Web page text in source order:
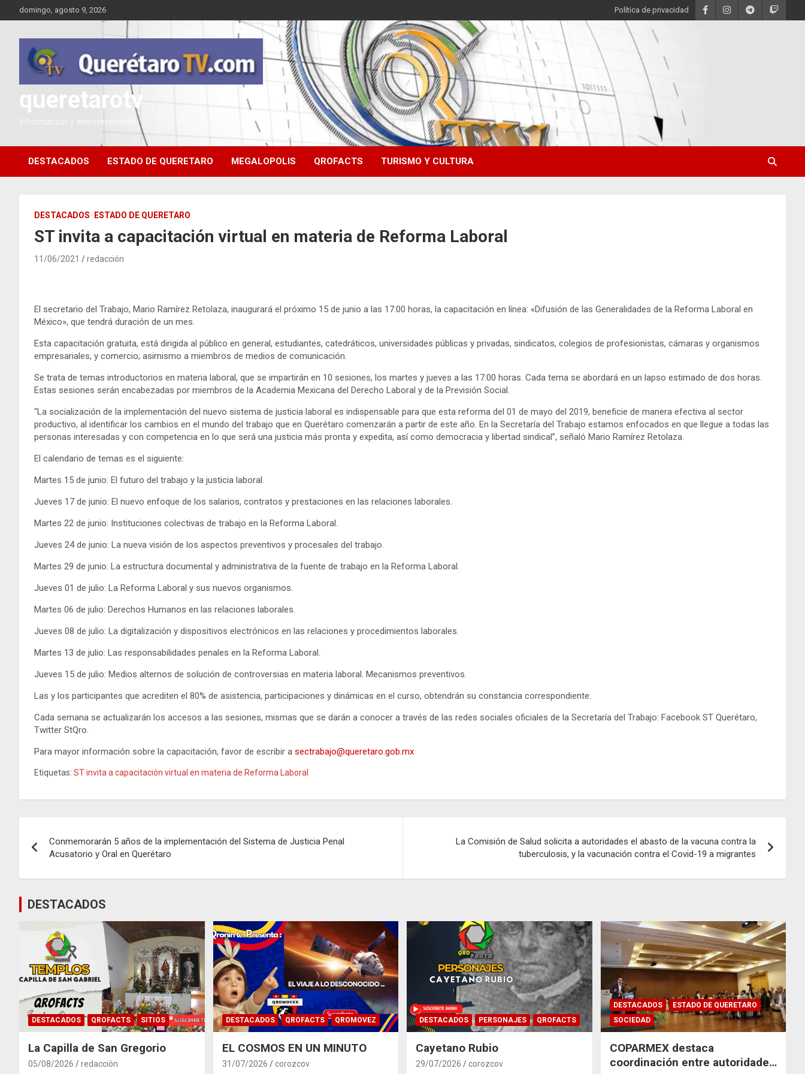
al
domingo, agosto 9, 2026 Política de privacidad
queretarotv
Información y entretenimiento
DESTACADOS ESTADO DE QUERETARO MEGALOPOLIS QROFACTS TURISMO Y CULTURA
DESTACADOS ESTADO DE QUERETARO
ST invita a capacitación virtual en materia de Reforma Laboral
11/06/2021 redacción
El secretario del Trabajo, Mario Ramírez Retolaza, inaugurará el próximo 15 de junio a las 17:00 horas, la capacitación en línea: «Difusión de las Generalidades de la Reforma Laboral en
México», que tendrá duración de un mes.
Esta capacitación gratuita, está dirigida al público en general, estudiantes, catedráticos, universidades públicas y privadas, sindicatos, colegios de profesionistas, cámaras y organismos
empresariales, y comercio; asimismo a miembros de medios de comunicación.
Se trata de temas introductorios en materia laboral, que se impartirán en 10 sesiones, los martes y jueves a las 17:00 horas. Cada tema se abordará en un lapso estimado de dos horas.
Estas sesiones serán encabezadas por miembros de la Academia Mexicana del Derecho Laboral y de la Previsión Social.
“La socialización de la implementación del nuevo sistema de justicia laboral es indispensable para que esta reforma del 01 de mayo del 2019, beneficie de manera efectiva al sector
productivo, al identificar los cambios en el mundo del trabajo que en Querétaro comenzarán a partir de este año. En la Secretaría del Trabajo estamos enfocados en que llegue a todas las
personas interesadas y con competencia en lo que será una justicia más pronta y expedita, así como democracia y libertad sindical”, señaló Mario Ramírez Retolaza.
El calendario de temas es el siguiente:
Martes 15 de junio: El futuro del trabajo y la justicia laboral.
Jueves 17 de junio: El nuevo enfoque de los salarios, contratos y prestaciones en las relaciones laborales.
Martes 22 de junio: Instituciones colectivas de trabajo en la Reforma Laboral.
Jueves 24 de junio: La nueva visión de los aspectos preventivos y procesales del trabajo.
Martes 29 de junio: La estructura documental y administrativa de la fuente de trabajo en la Reforma Laboral.
Jueves 01 de julio: La Reforma Laboral y sus nuevos organismos.
Martes 06 de julio: Derechos Humanos en las relaciones laborales.
Jueves 08 de julio: La digitalización y dispositivos electrónicos en las relaciones y procedimientos laborales.
Martes 13 de julio: Las responsabilidades penales en la Reforma Laboral.
Jueves 15 de julio: Medios alternos de solución de controversias en materia laboral. Mecanismos preventivos.
Las y los participantes que acrediten el 80% de asistencia, participaciones y dinámicas en el curso, obtendrán su constancia correspondiente.
Cada semana se actualizarán los accesos a las sesiones, mismas que se darán a conocer a través de las redes sociales oficiales de la Secretaría del Trabajo: Facebook ST Querétaro,
Twitter StQro.
Para mayor información sobre la capacitación, favor de escribir a sectrabajo@queretaro.gob.mx
Etiquetas: ST invita a capacitación virtual en materia de Reforma Laboral
de
entradas
Conmemorarán 5 años de la implementación del Sistema de Justicia Penal
Acusatorio y Oral en Querétaro
La Comisión de Salud solicita a autoridades el abasto de la vacuna contra la
tuberculosis, y la vacunación contra el Covid-19 a migrantes
DESTACADOS
DESTACADOS QROFACTS SITIOS
La Capilla de San Gregorio
05/08/2026 redacción
DESTACADOS QROFACTS QROMOVEZ
EL COSMOS EN UN MINUTO
31/07/2026 corozcov
DESTACADOS PERSONAJES QROFACTS
Cayetano Rubio
29/07/2026 corozcov
DESTACADOS
ESTADO DE QUERETARO
SOCIEDAD
COPARMEX destaca
coordinación entre autoridades